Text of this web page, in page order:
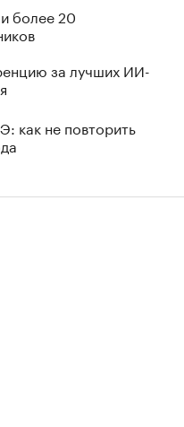
более 20
за лучших ИИ-
как не повторить